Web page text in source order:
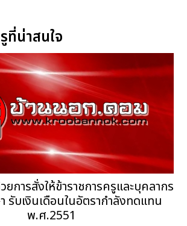
น่าสนใจ
การสั่งให้ข้าราชการครูและบุคลากร
รับเงินเดือนในอัตรากำลังทดแทน
พ.ศ.2551